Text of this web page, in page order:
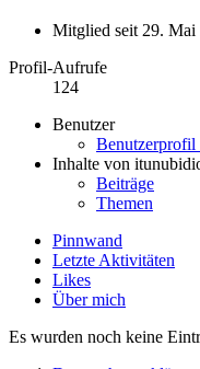
Mitglied seit 29. Mai
Profil-Aufrufe
124
Benutzer
Benutzerprofil
Inhalte von
Beiträge
Themen
Pinnwand
Letzte Aktivitäten
Likes
Über mich
Es wurden noch keine